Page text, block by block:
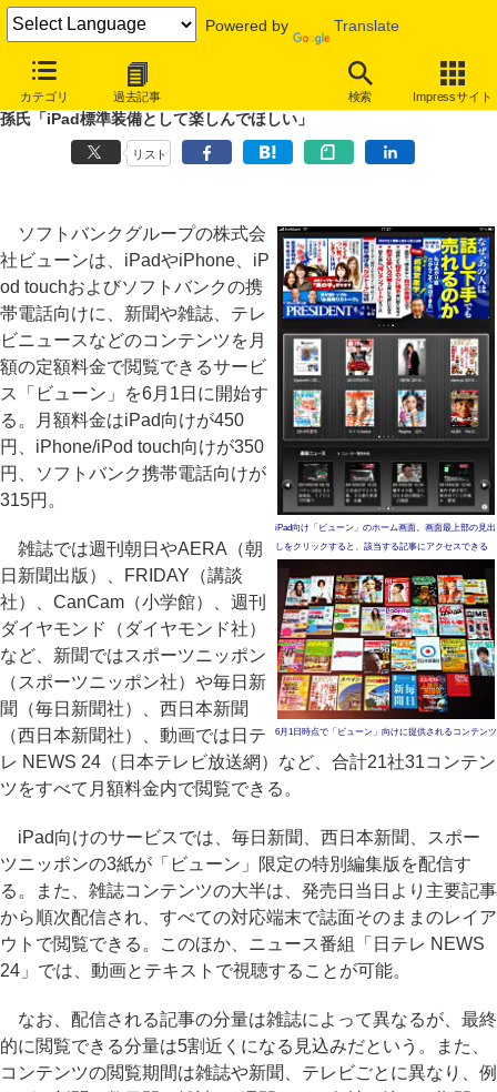
Powered by Translate
カテゴリ 過去記事 検索 Impressサイト
ソフトバンク、iPad向けに定額制コンテンツ配信～月額450円で31誌が
見放題
孫氏「iPad標準装備として楽しんでほしい」
リスト
iPad向け「ビューン」のホーム画面。画面最上部の見出
しをクリックすると、該当する記事にアクセスできる
6月1日時点で「ビューン」向けに提供されるコンテンツ
ソフトバンクグループの株式会
社ビューンは、iPadやiPhone、iP
od touchおよびソフトバンクの携
帯電話向けに、新聞や雑誌、テレ
ビニュースなどのコンテンツを月
額の定額料金で閲覧できるサービ
ス「ビューン」を6月1日に開始す
る。月額料金はiPad向けが450
円、iPhone/iPod touch向けが350
円、ソフトバンク携帯電話向けが
315円。
雑誌では週刊朝日やAERA（朝
日新聞出版）、FRIDAY（講談
社）、CanCam（小学館）、週刊
ダイヤモンド（ダイヤモンド社）
など、新聞ではスポーツニッポン
（スポーツニッポン社）や毎日新
聞（毎日新聞社）、西日本新聞
（西日本新聞社）、動画では日テ
レ NEWS 24（日本テレビ放送網）など、合計21社31コンテン
ツをすべて月額料金内で閲覧できる。
iPad向けのサービスでは、毎日新聞、西日本新聞、スポー
ツニッポンの3紙が「ビューン」限定の特別編集版を配信す
る。また、雑誌コンテンツの大半は、発売日当日より主要記事
から順次配信され、すべての対応端末で誌面そのままのレイア
ウトで閲覧できる。このほか、ニュース番組「日テレ NEWS
24」では、動画とテキストで視聴することが可能。
なお、配信される記事の分量は雑誌によって異なるが、最終
的に閲覧できる分量は5割近くになる見込みだという。また、
コンテンツの閲覧期間は雑誌や新聞、テレビごとに異なり、例